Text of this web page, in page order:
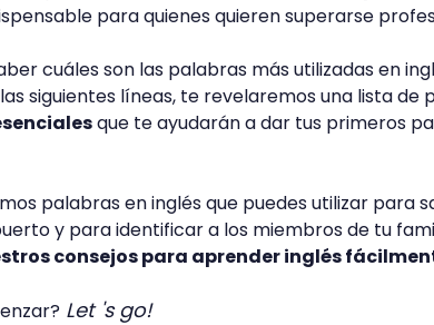
para quienes quieren superarse
cuáles son las palabras más utilizadas en
siguientes líneas, te revelaremos una lista de
que te ayudarán a dar tus primeros
palabras en inglés que puedes utilizar para
y para identificar a los miembros de tu
consejos para aprender inglés
Let 's go!